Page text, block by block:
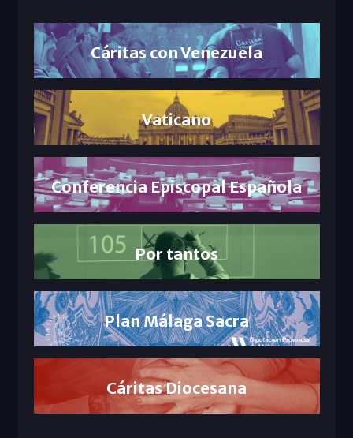
Cáritas con Venezuela
Vaticano
Conferencia Episcopal Española
Por tantos
Plan Málaga Sacra
Cáritas Diocesana